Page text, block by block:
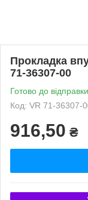
Прокладка
71-36307-00
Готово до відправки
Код: VR 71-36307-
916,50 ₴